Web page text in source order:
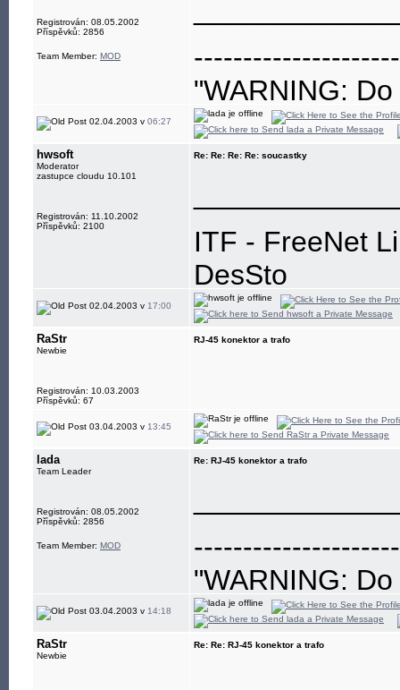
Registrován: 08.05.2002
Příspěvků: 2856
Team Member: MOD
"WARNING:
eye"
02.04.2003 v 06:27
hwsoft
Moderator
zastupce cloudu 10.101
Registrován: 11.10.2002
Příspěvků: 2100
Re: Re: Re: Re: soucastky
ITF - FreeNet
DesSto
jabber:
02.04.2003 v 17:00
RaStr
Newbie
Registrován: 10.03.2003
Příspěvků: 67
RJ-45 konektor a trafo
03.04.2003 v 13:45
lada
Team Leader
Registrován: 08.05.2002
Příspěvků: 2856
Team Member: MOD
Re: RJ-45 konektor a trafo
"WARNING:
eye"
03.04.2003 v 14:18
RaStr
Newbie
Re: Re: RJ-45 konektor a trafo